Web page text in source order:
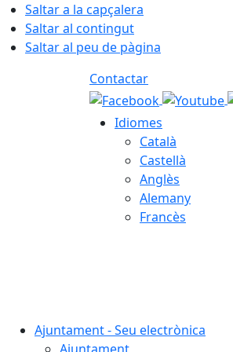
Saltar a la capçalera
Saltar al contingut
Saltar al peu de pàgina
Contactar
Idiomes
Català
Castellà
Anglès
Alemany
Francès
Ajuntament - Seu electrònica